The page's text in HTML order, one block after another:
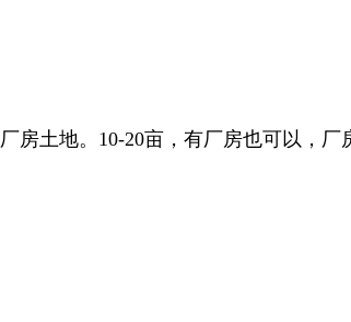
土地。10-20亩，有厂房也可以，厂